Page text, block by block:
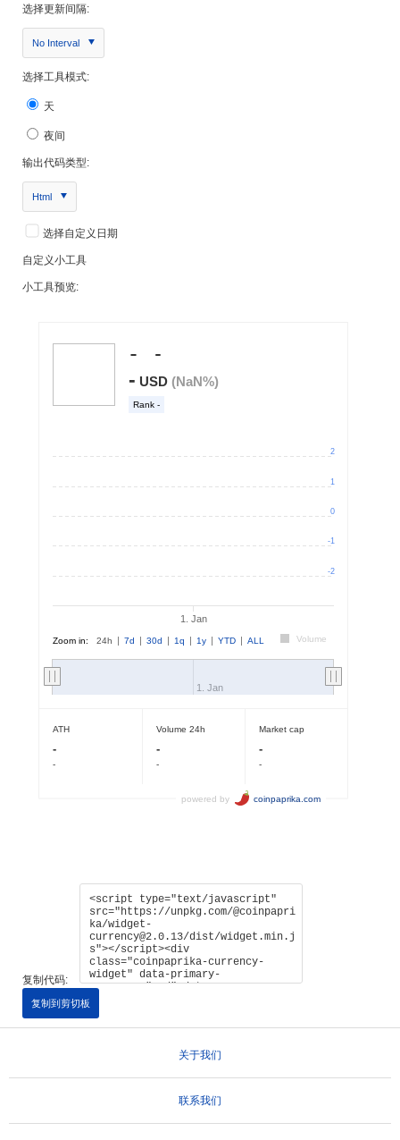
选择更新间隔:
No Interval
选择工具模式:
天
夜间
输出代码类型:
Html
选择自定义日期
自定义小工具
小工具预览:
复制代码:
复制到剪切板
关于我们
联系我们